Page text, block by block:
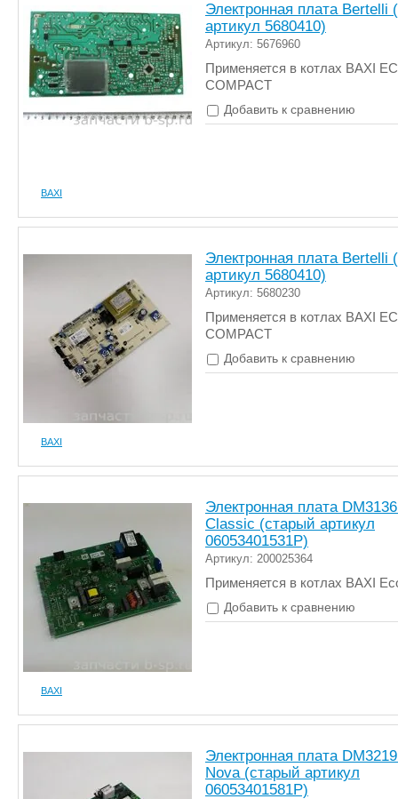
BAXI
Электронная плата Bertelli
артикул 5680410)
Артикул: 5676960
Применяется в котлах BAXI
COMPACT
Добавить к сравнению
BAXI
Электронная плата Bertelli
артикул 5680410)
Артикул: 5680230
Применяется в котлах BAXI
COMPACT
Добавить к сравнению
BAXI
Электронная плата
Classic (старый артикул
06053401531P)
Артикул: 200025364
Применяется в котлах BAXI
Добавить к сравнению
Электронная плата
Nova (старый артикул
06053401581P)